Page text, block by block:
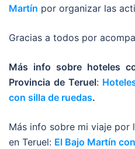
Martín por organizar las
Gracias a todos por
Más info sobre hoteles
Provincia de Teruel:
con silla de ruedas.
Más info sobre mi viaje por
en Teruel: El Bajo Martín